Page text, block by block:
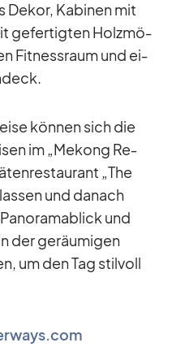
De­kor, Ka­bi­nen mit
ge­fer­tig­ten Holz­mö­
Fit­ness­raum und ei­
kön­nen sich die
im „Me­kong Re­
„The
und da­nach
und
der ge­räu­mi­gen
um den Tag stil­voll